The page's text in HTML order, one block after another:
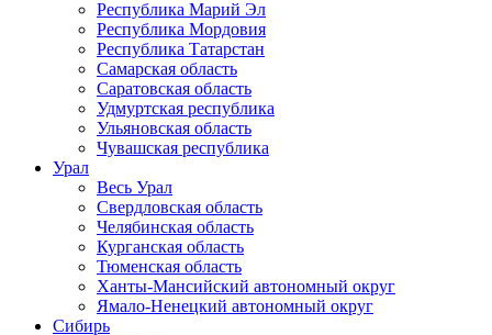
Республика Марий Эл
Республика Мордовия
Республика Татарстан
Самарская область
Саратовская область
Удмуртская республика
Ульяновская область
Чувашская республика
Урал
Весь Урал
Свердловская область
Челябинская область
Курганская область
Тюменская область
Ханты-Мансийский автономный округ
Ямало-Ненецкий автономный округ
Сибирь